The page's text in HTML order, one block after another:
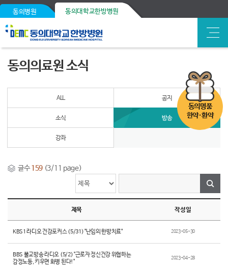
동의병원 동의대학교한방병원
동의명품
한약·환약
동의의료원 소식
ALL 공지
소식 방송
강좌
글수159 (3/11 page)
제목 작성일
KBS1 라디오 건강포커스 (5/31) "난임의 한방치료" 2023-05-30
BBS 불교방송 라디오 (5/2) "근로자 정신건강 위협하는
감정노동, 키우면 화병 된다!"
2023-04-28